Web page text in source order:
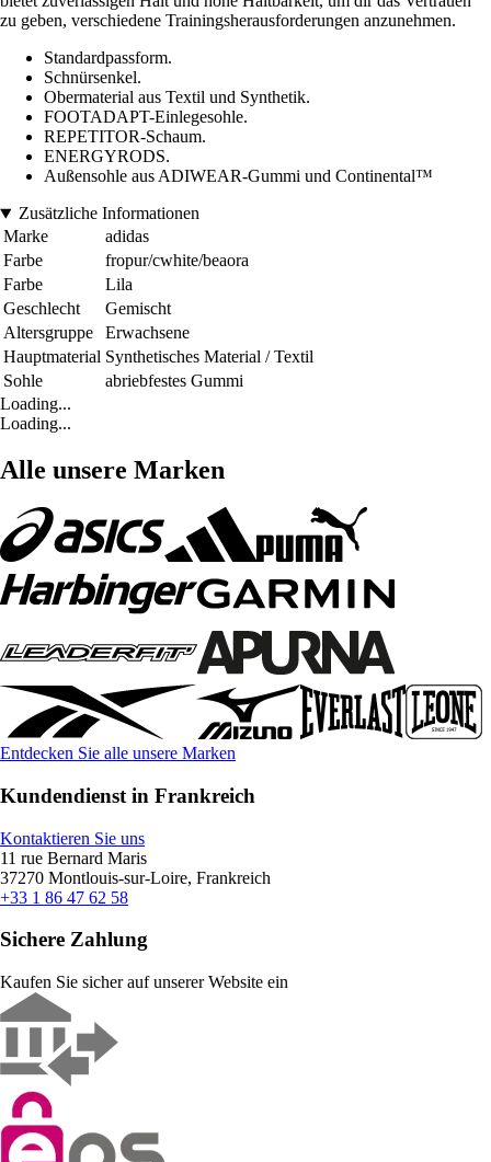
zu geben, verschiedene Trainingsherausforderungen anzunehmen.
Standardpassform.
Schnürsenkel.
Obermaterial aus Textil und Synthetik.
FOOTADAPT-Einlegesohle.
REPETITOR-Schaum.
ENERGYRODS.
Außensohle aus ADIWEAR-Gummi und Continental™
Zusätzliche Informationen
Marke
adidas
Farbe
fropur/cwhite/beaora
Farbe
Lila
Geschlecht
Gemischt
Altersgruppe
Erwachsene
Hauptmaterial Synthetisches Material / Textil
Sohle
abriebfestes Gummi
Loading...
Loading...
Alle unsere Marken
Entdecken Sie alle unsere Marken
Kundendienst in Frankreich
Kontaktieren Sie uns
11 rue Bernard Maris
37270 Montlouis-sur-Loire, Frankreich
+33 1 86 47 62 58
Sichere Zahlung
Kaufen Sie sicher auf unserer Website ein